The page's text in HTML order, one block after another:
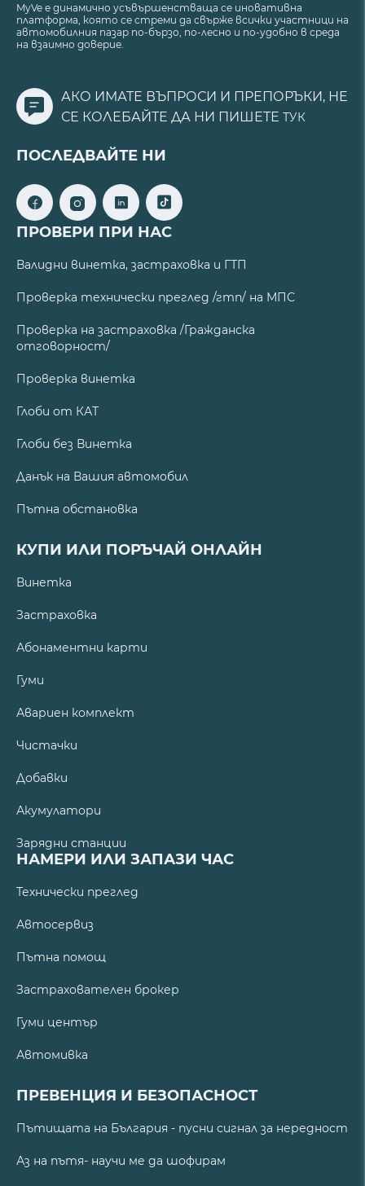
MyVe е динамично усъвършенстваща се иновативна
платформа, която се стреми да свърже всички участници на
автомобилния пазар по-бързо, по-лесно и по-удобно в среда
на взаимно доверие.
АКО ИМАТЕ ВЪПРОСИ И ПРЕПОРЪКИ, НЕ
СЕ КОЛЕБАЙТЕ ДА НИ ПИШЕТЕ ТУК
ПОСЛЕДВАЙТЕ НИ
ПРОВЕРИ ПРИ НАС
Валидни винетка, застраховка и ГТП
Проверка технически преглед /гтп/ на МПС
Проверка на застраховка /Гражданска
отговорност/
Проверка винетка
Глоби от КАТ
Глоби без Винетка
Данък на Вашия автомобил
Пътна обстановка
КУПИ ИЛИ ПОРЪЧАЙ ОНЛАЙН
Винетка
Застраховка
Абонаментни карти
Гуми
Авариен комплект
Чистачки
Добавки
Акумулатори
Зарядни станции
НАМЕРИ ИЛИ ЗАПАЗИ ЧАС
Технически преглед
Автосервиз
Пътна помощ
Застрахователен брокер
Гуми център
Автомивка
ПРЕВЕНЦИЯ И БЕЗОПАСНОСТ
Пътищата на България - пусни сигнал за нередност
Аз на пътя- научи ме да шофирам